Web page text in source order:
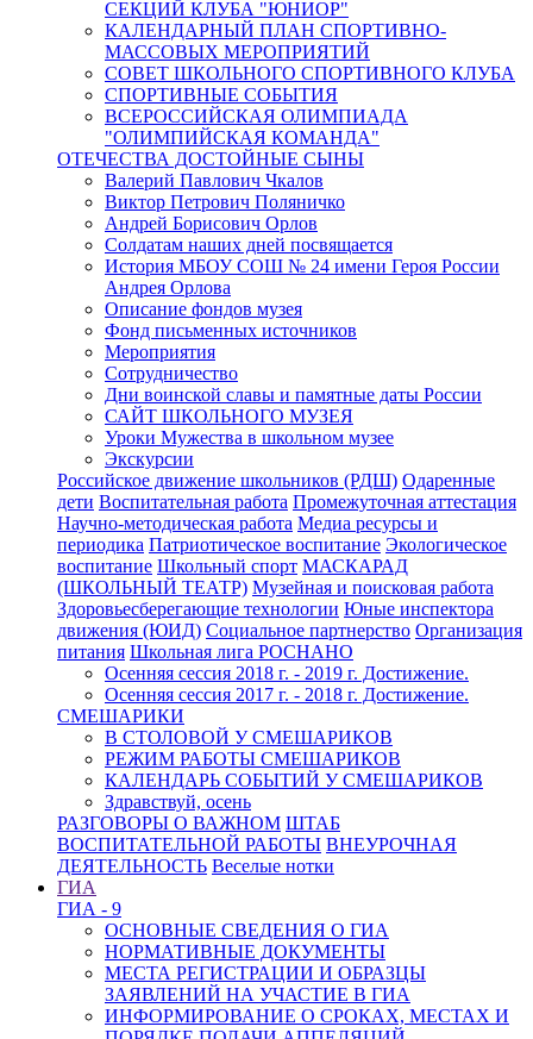
СЕКЦИЙ КЛУБА "ЮНИОР"
КАЛЕНДАРНЫЙ ПЛАН СПОРТИВНО-
МАССОВЫХ МЕРОПРИЯТИЙ
СОВЕТ ШКОЛЬНОГО СПОРТИВНОГО КЛУБА
СПОРТИВНЫЕ СОБЫТИЯ
ВСЕРОССИЙСКАЯ ОЛИМПИАДА
"ОЛИМПИЙСКАЯ КОМАНДА"
ОТЕЧЕСТВА ДОСТОЙНЫЕ СЫНЫ
Валерий Павлович Чкалов
Виктор Петрович Поляничко
Андрей Борисович Орлов
Солдатам наших дней посвящается
История МБОУ СОШ № 24 имени Героя России
Андрея Орлова
Описание фондов музея
Фонд письменных источников
Мероприятия
Сотрудничество
Дни воинской славы и памятные даты России
САЙТ ШКОЛЬНОГО МУЗЕЯ
Уроки Мужества в школьном музее
Экскурсии
Российское движение школьников (РДШ) Одаренные
дети Воспитательная работа Промежуточная аттестация
Научно-методическая работа Медиа ресурсы и
периодика Патриотическое воспитание Экологическое
воспитание Школьный спорт МАСКАРАД
(ШКОЛЬНЫЙ ТЕАТР) Музейная и поисковая работа
Здоровьесберегающие технологии Юные инспектора
движения (ЮИД) Социальное партнерство Организация
питания Школьная лига РОСНАНО
Осенняя сессия 2018 г. - 2019 г. Достижение.
Осенняя сессия 2017 г. - 2018 г. Достижение.
СМЕШАРИКИ
В СТОЛОВОЙ У СМЕШАРИКОВ
РЕЖИМ РАБОТЫ СМЕШАРИКОВ
КАЛЕНДАРЬ СОБЫТИЙ У СМЕШАРИКОВ
Здравствуй, осень
РАЗГОВОРЫ О ВАЖНОМ ШТАБ
ВОСПИТАТЕЛЬНОЙ РАБОТЫ ВНЕУРОЧНАЯ
ДЕЯТЕЛЬНОСТЬ Веселые нотки
ГИА
ГИА - 9
ОСНОВНЫЕ СВЕДЕНИЯ О ГИА
НОРМАТИВНЫЕ ДОКУМЕНТЫ
МЕСТА РЕГИСТРАЦИИ И ОБРАЗЦЫ
ЗАЯВЛЕНИЙ НА УЧАСТИЕ В ГИА
ИНФОРМИРОВАНИЕ О СРОКАХ, МЕСТАХ И